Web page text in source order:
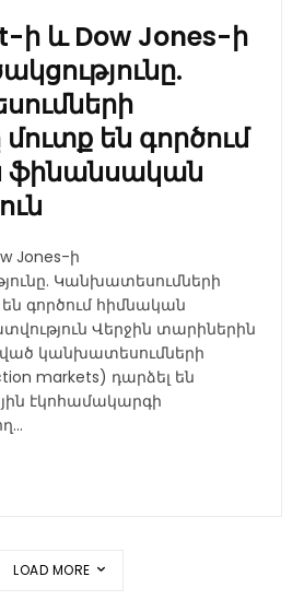
ի և Dow Jones-ի
են գործում
ֆինանսական
Jones-ի
Կանխատեսումների
գործում հիմնական
տարիներին
կանխատեսումների
markets) դարձել են
էկոհամակարգի
LOAD MORE